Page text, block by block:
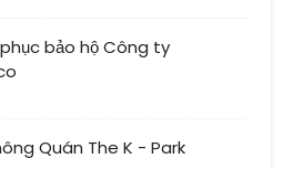
bảo hộ Công ty
Quán The K - Park